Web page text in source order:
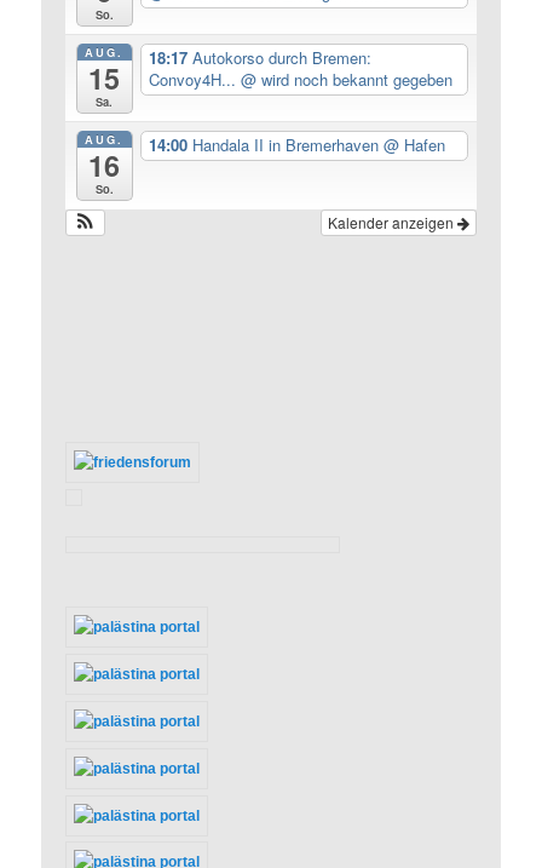
So.
AUG.
15
Sa.
18:17 Autokorso durch Bremen:
Convoy4H... @ wird noch bekannt gegeben
AUG.
16
So.
14:00 Handala II in Bremerhaven @ Hafen
Kalender anzeigen